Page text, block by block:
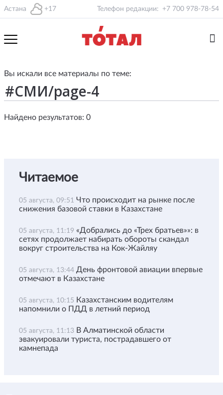
Астана +17 Телефон редакции: +7 700 978-78-54
Вы искали все материалы по теме:
Найдено результатов: 0
Читаемое
05 августа, 09:51 Что происходит на рынке после
снижения базовой ставки в Казахстане
05 августа, 11:19 «Добрались до «Трех братьев»»: в
сетях продолжает набирать обороты скандал
вокруг строительства на Кок-Жайляу
05 августа, 13:44 День фронтовой авиации впервые
отмечают в Казахстане
05 августа, 10:15 Казахстанским водителям
напомнили о ПДД в летний период
05 августа, 11:13 В Алматинской области
эвакуировали туриста, пострадавшего от
камнепада